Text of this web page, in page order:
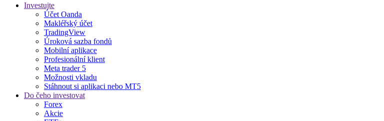
Investujte
Účet Oanda
Makléřský účet
TradingView
Úroková sazba fondů
Mobilní aplikace
Profesionální klient
Meta trader 5
Možnosti vkladu
Stáhnout si aplikaci nebo MT5
Do čeho investovat
Forex
Akcie